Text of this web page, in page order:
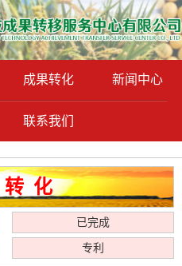
成果转化 新闻中心
联系我们
转化
已完成
专利